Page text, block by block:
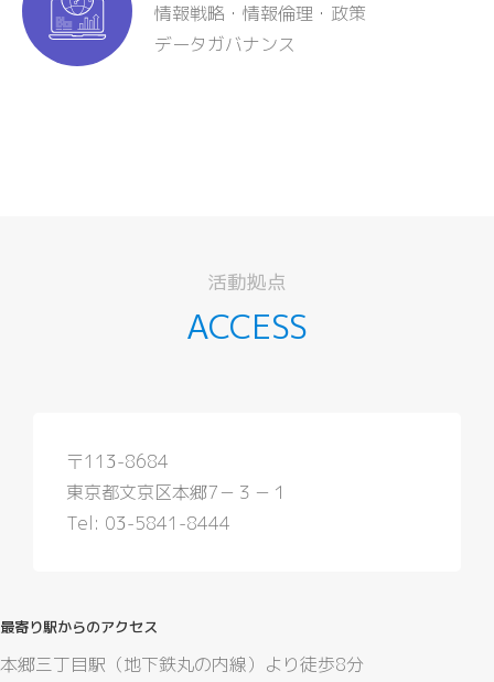
情報戦略・情報倫理・政策
データガバナンス
活動拠点
ACCESS
〒113-8684
東京都文京区本郷7－３－１
Tel: 03-5841-8444
最寄り駅からのアクセス
本郷三丁目駅（地下鉄丸の内線）より徒歩8分